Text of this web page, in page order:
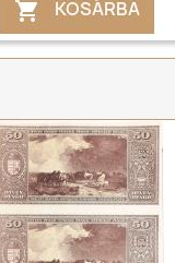
 KOSÁRBA